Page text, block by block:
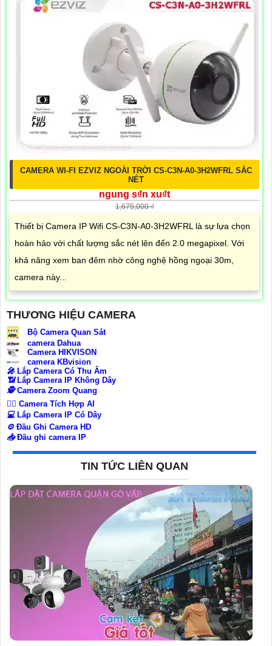
CAMERA WI-FI EZVIZ NGOÀI TRỜI CS-C3N-A0-3H2WFRL SẮC
NÉT
ngung s₫n xu₫t
1,675,000 ₫
Thiết bị Camera IP Wifi CS-C3N-A0-3H2WFRL là sự lựa chọn
hoàn hảo với chất lượng sắc nét lên đến 2.0 megapixel. Với
khả năng xem ban đêm nhờ công nghệ hồng ngoại 30m,
camera này...
THƯƠNG HIỆU CAMERA
Bộ Camera Quan Sát
camera Dahua
Camera HIKVISON
camera KBvision
️🎤️ Lắp Camera Có Thu Âm
📶Lắp Camera IP Không Dây
🕵️Camera Zoom Quang
🧛‍♀️ Camera Tích Hợp AI
💻Lắp Camera IP Có Dây
⚙️Đầu Ghi Camera HD
📥Đầu ghi camera IP
TIN TỨC LIÊN QUAN